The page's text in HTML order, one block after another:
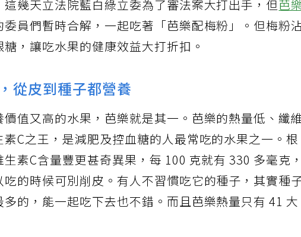
幾天立法院藍白綠立委為了審法案大打出手，但芭
員們暫時合解，一起吃著「芭樂配梅粉」。但梅粉
，讓吃水果的健康效益大打折扣。
從皮到種子都營養
值又高的水果，芭樂就是其一。芭樂的熱量低、纖
C之王，是減肥及控血糖的人最常吃的水果之一。根
素C含量豐更甚奇異果，每 100 克就有 330 多毫克
的時候可別削皮。有人不習慣吃它的種子，其實種
的，能一起吃下去也不錯。而且芭樂熱量只有 41 大